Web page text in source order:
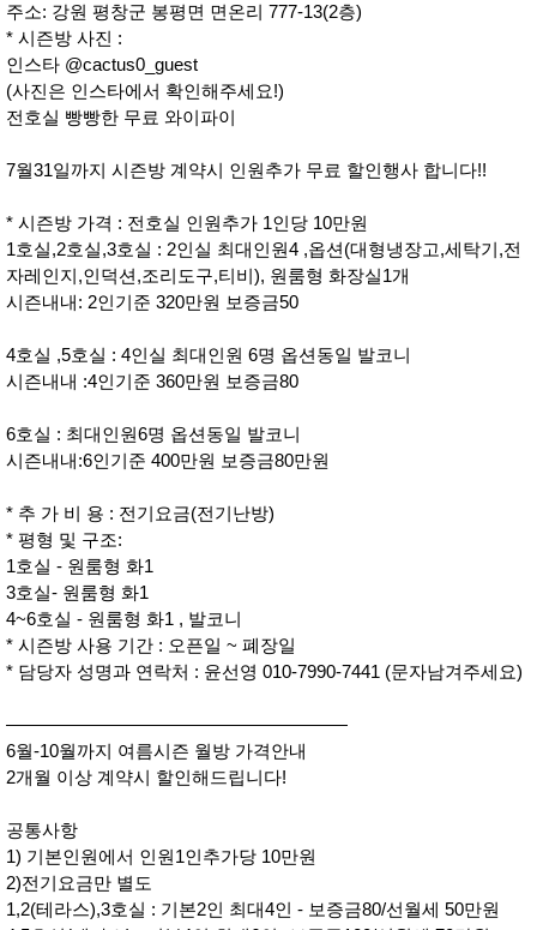
주소: 강원 평창군 봉평면 면온리 777-13(2층)
* 시즌방 사진 :
인스타 @cactus0_guest
(사진은 인스타에서 확인해주세요!)
전호실 빵빵한 무료 와이파이
7월31일까지 시즌방 계약시 인원추가 무료 할인행사 합니다!!
* 시즌방 가격 : 전호실 인원추가 1인당 10만원
1호실,2호실,3호실 : 2인실 최대인원4 ,옵션(대형냉장고,세탁기,전
자레인지,인덕션,조리도구,티비), 원룸형 화장실1개
시즌내내: 2인기준 320만원 보증금50
4호실 ,5호실 : 4인실 최대인원 6명 옵션동일 발코니
시즌내내 :4인기준 360만원 보증금80
6호실 : 최대인원6명 옵션동일 발코니
시즌내내:6인기준 400만원 보증금80만원
* 추 가 비 용 : 전기요금(전기난방)
* 평형 및 구조:
1호실 - 원룸형 화1
3호실- 원룸형 화1
4~6호실 - 원룸형 화1 , 발코니
* 시즌방 사용 기간 : 오픈일 ~ 폐장일
* 담당자 성명과 연락처 : 윤선영 010-7990-7441 (문자남겨주세요)
———————————————————
6월-10월까지 여름시즌 월방 가격안내
2개월 이상 계약시 할인해드립니다!
공통사항
1) 기본인원에서 인원1인추가당 10만원
2)전기요금만 별도
1,2(테라스),3호실 : 기본2인 최대4인 - 보증금80/선월세 50만원